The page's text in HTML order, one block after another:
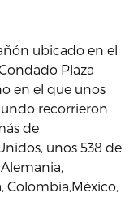
ubicado en el
Plaza
en el que unos
recorrieron
de
unos 538 de
Colombia,México,